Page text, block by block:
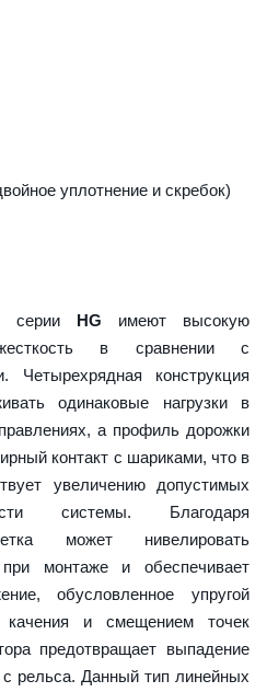
уплотнение и скребок)
серии HG имеют высокую
в сравнении с
Четырехрядная конструкция
одинаковые нагрузки в
а профиль дорожки
контакт с шариками, что в
увеличению допустимых
системы. Благодаря
может нивелировать
монтаже и обеспечивает
обусловленное упругой
качения и смещением точек
предотвращает выпадение
рельса. Данный тип линейных